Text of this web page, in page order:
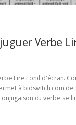
Verbe
Lire Fond d'écran.
à bidswitch.com de
du verbe se